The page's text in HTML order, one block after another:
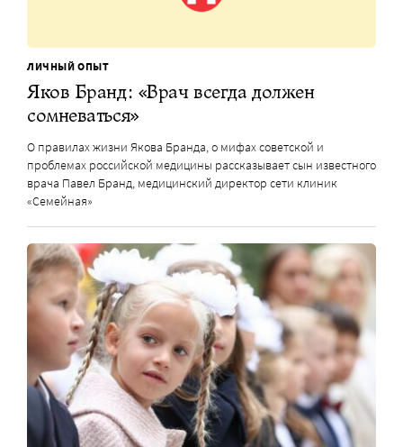
ЛИЧНЫЙ ОПЫТ
Яков Бранд: «Врач всегда должен
сомневаться»
О правилах жизни Якова Бранда, о мифах советской и
проблемах российской медицины рассказывает сын известного
врача Павел Бранд, медицинский директор сети клиник
«Семейная»